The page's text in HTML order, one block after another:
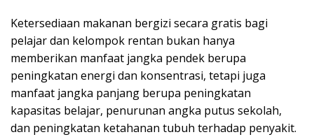
Ketersediaan makanan bergizi secara gratis bagi
pelajar dan kelompok rentan bukan hanya
memberikan manfaat jangka pendek berupa
peningkatan energi dan konsentrasi, tetapi juga
manfaat jangka panjang berupa peningkatan
kapasitas belajar, penurunan angka putus sekolah,
dan peningkatan ketahanan tubuh terhadap penyakit.